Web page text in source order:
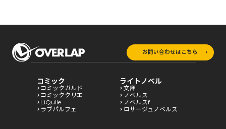
お問い合わせはこちら
コミック
コミックガルド
コミッククリエ
LiQulle
ラブパルフェ
ライトノベル
文庫
ノベルス
ノベルスf
ロサージュノベルス